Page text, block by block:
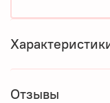
Отзывы